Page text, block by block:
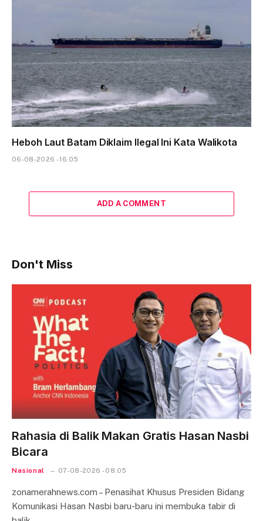
Heboh Laut Batam Diklaim Ilegal Ini Kata Walikota
06-08-2026 - 16.05
ADD A COMMENT
Don't Miss
Rahasia di Balik Makan Gratis Hasan Nasbi
Bicara
Nasional 07-08-2026 - 08.05
zonamerahnews.com – Penasihat Khusus Presiden Bidang
Komunikasi Hasan Nasbi baru-baru ini membuka tabir di